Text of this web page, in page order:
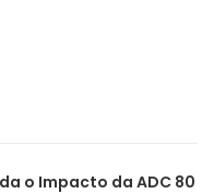
o Impacto da ADC 80